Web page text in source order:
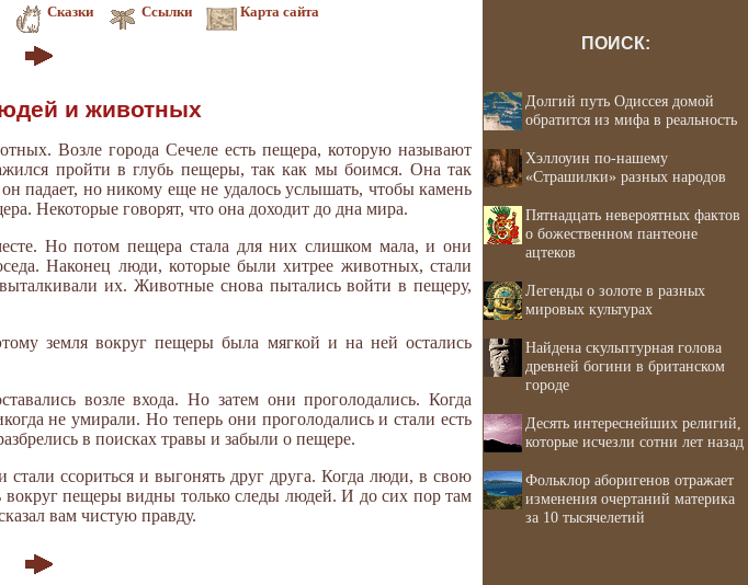
Сказки Ссылки Карта сайта
и животных
Возле города Сечеле есть пещера, которую называют
пройти в глубь пещеры, так как мы боимся. Она так
падает, но никому еще не удалось услышать, чтобы камень
Некоторые говорят, что она доходит до дна мира.
Но потом пещера стала для них слишком мала, и они
Наконец люди, которые были хитрее животных, стали
их. Животные снова пытались войти в пещеру,
земля вокруг пещеры была мягкой и на ней остались
возле входа. Но затем они проголодались. Когда
не умирали. Но теперь они проголодались и стали есть
в поисках травы и забыли о пещере.
ссориться и выгонять друг друга. Когда люди, в свою
пещеры видны только следы людей. И до сих пор там
вам чистую правду.
ПОИСК:
Долгий путь Одиссея домой
обратится из мифа в реальность
Хэллоуин по-нашему
«Страшилки» разных народов
Пятнадцать невероятных фактов
о божественном пантеоне
ацтеков
Легенды о золоте в разных
мировых культурах
Найдена скульптурная голова
древней богини в британском
городе
Десять интереснейших религий,
которые исчезли сотни лет назад
Фольклор аборигенов отражает
изменения очертаний материка
за 10 тысячелетий